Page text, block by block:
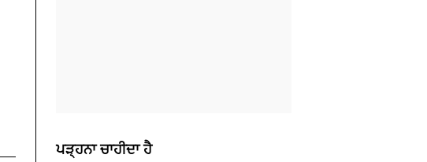
ਪੜ੍ਹਨਾ ਚਾਹੀਦਾ ਹੈ